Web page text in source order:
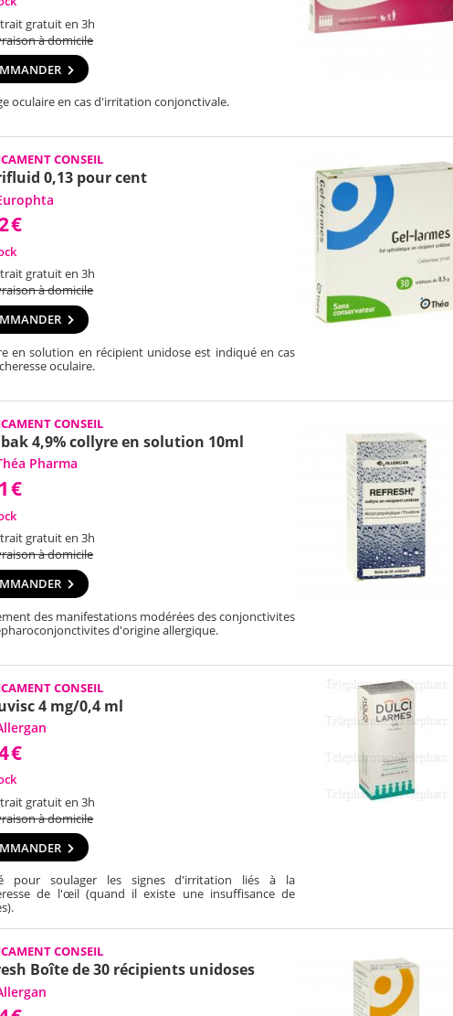
gratuit en 3h
à domicile
oculaire en cas d'irritation conjonctivale.
CONSEIL
0,13 pour cent
€
gratuit en 3h
à domicile
en solution en récipient unidose est indiqué en cas
oculaire.
CONSEIL
4,9% collyre en solution 10ml
Pharma
€
gratuit en 3h
à domicile
des manifestations modérées des conjonctivites
d'origine allergique.
CONSEIL
4 mg/0,4 ml
€
gratuit en 3h
à domicile
pour soulager les signes d'irritation liés à la
de l'œil (quand il existe une insuffisance de
CONSEIL
Boîte de 30 récipients unidoses